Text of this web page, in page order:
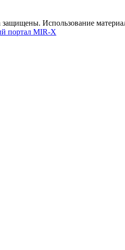
Использование
портал MIR-X